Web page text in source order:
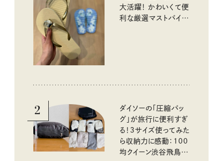
大活躍！ かわいくて便
利な厳選マストバイア
2
ダイソーの「圧縮バッ
グ」が旅行に便利すぎ
る！3サイズ使ってみた
ら収納力に感動：100
均クイーン渋谷飛鳥の